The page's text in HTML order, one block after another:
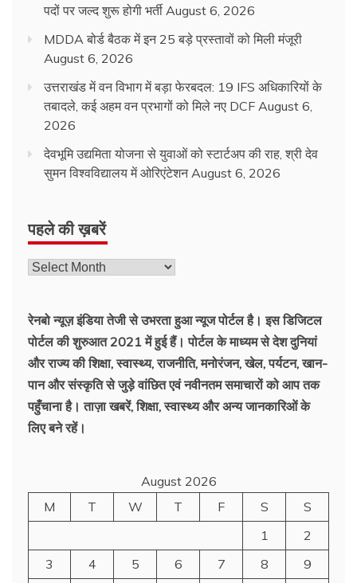
पदों पर जल्द शुरू होगी भर्ती August 6, 2026
MDDA बोर्ड बैठक में इन 25 बड़े प्रस्तावों को मिली मंजूरी
August 6, 2026
उत्तराखंड में वन विभाग में बड़ा फेरबदल: 19 IFS अधिकारियों के
तबादले, कई अहम वन प्रभागों को मिले नए DCF August 6,
2026
देवभूमि उद्यमिता योजना से युवाओं को स्टार्टअप की राह, श्री देव
सुमन विश्वविद्यालय में ओरिएंटेशन August 6, 2026
पहले की ख़बरें
पहले
रेनबो न्यूज़ इंडिया तेजी से उभरता हुआ न्‍यूज पोर्टल है। इस डिजिटल
पोर्टल की शुरुआत 2021 में हुई हैं। पोर्टल के माध्यम से देश दुनियां
और राज्य की शिक्षा, स्वास्थ्य, राजनीति, मनोरंजन, खेल, पर्यटन, खान-
पान और संस्कृति से जुड़े वांछित एवं नवीनतम समाचारों को आप तक
पहुँचाना है। ताज़ा खबरें, शिक्षा, स्वास्थ्य और अन्य जानकारिओं के
लिए बने रहें।
August 2026
M
T W T F S
S
1
2
3
4 5 6 7 8
9